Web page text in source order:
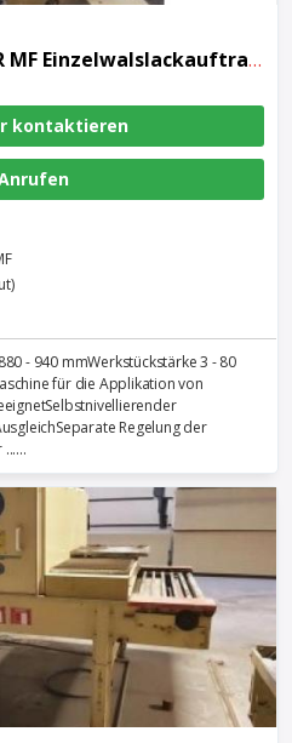
SORBINI SMARTCOATER MF Einzelwalslackauftragmaschine mit reverselaufender Dosierwalze
kontaktieren
- 940 mmWerkstückstärke 3 - 80
für die Applikation von
Regelung der